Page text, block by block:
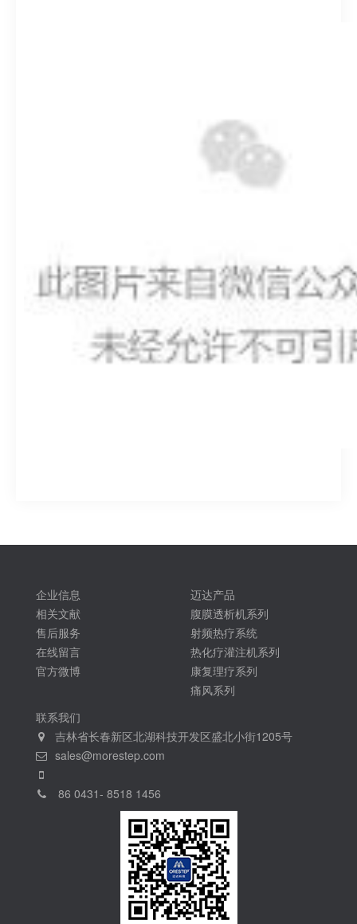
企业信息
相关文献
售后服务
在线留言
官方微博
迈达产品
腹膜透析机系列
射频热疗系统
热化疗灌注机系列
康复理疗系列
痛风系列
联系我们
吉林省长春新区北湖科技开发区盛北小街1205号
sales@morestep.com
86 0431- 8518 1456